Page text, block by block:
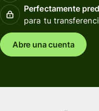
Perfectamente
para tu
Abre una cuenta